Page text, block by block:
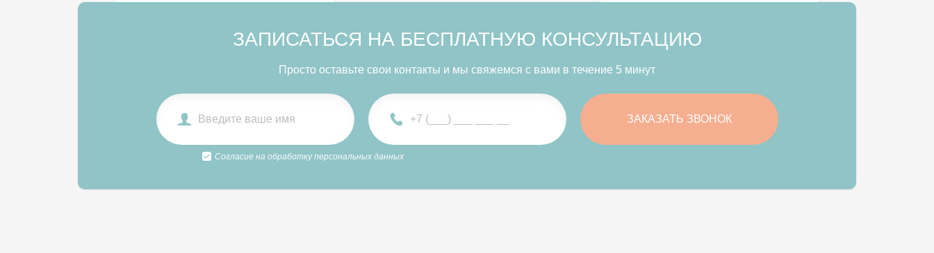
ЗАПИСАТЬСЯ НА БЕСПЛАТНУЮ КОНСУЛЬТАЦИЮ
Просто оставьте свои контакты и мы свяжемся с вами в течение 5 минут
Согласие на обработку персональных данных